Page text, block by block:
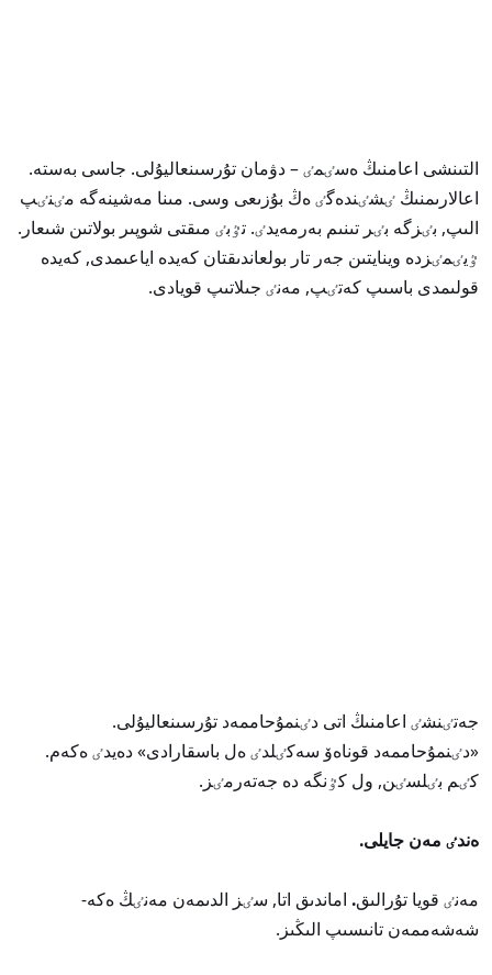
التىنشى اعامنىڭ ەسٸمٸ – دۋمان تۇرسىنعاليۇلى. جاسى بەستە.
اعالارىمنىڭ ٸشٸندەگٸ ەڭ بۇزىعى وسى. مىنا مەشينەگە مٸنٸپ
الىپ, بٸزگە بٸر تىنىم بەرمەيدٸ. تٷبٸ مىقتى شوپىر بولاتىن شىعار.
ٷيٸمٸزدە وينايتىن جەر تار بولعاندىقتان كەيدە اياعىمدى, كەيدە
قولىمدى باسىپ كەتٸپ, مەنٸ جىلاتىپ قويادى.
جەتٸنشٸ اعامنىڭ اتى دٸنمۇحاممەد تۇرسىنعاليۇلى.
«دٸنمۇحاممەد قوناەۆ سەكٸلدٸ ەل باسقارادى» دەيدٸ ەكەم.
كٸم بٸلسٸن, ول كٷنگە دە جەتەرمٸز.
ەندٸ مەن جايلى.
مەنٸ قويا تۇرالىق. اماندىق اتا, سٸز الدىمەن مەنٸڭ ەكە-
شەشەممەن تانىسىپ الىڭىز.